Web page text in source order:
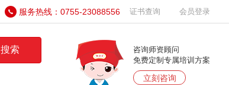
服务热线：0755-23088556 证书查询 会员登录
搜索
咨询师资顾问
免费定制专属培训方案
立刻咨询